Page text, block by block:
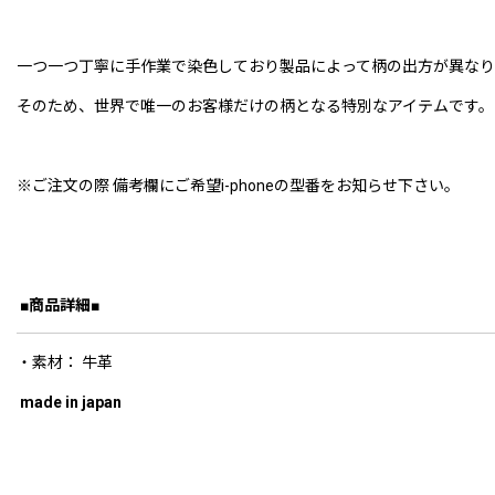
一つ一つ丁寧に手作業で染色しており製品によって柄の出方が異な
そのため、世界で唯一のお客様だけの柄となる特別なアイテムです。
※ご注文の際 備考欄にご希望i-phoneの型番をお知らせ下さい。
■商品詳細■
・素材： 牛革
made in japan